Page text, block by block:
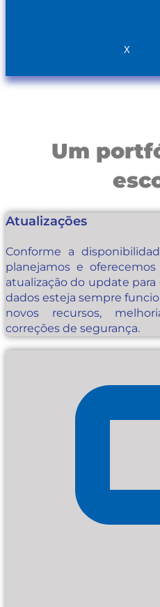
X
Um
Atualizações
Conforme a
planejamos e
atualização do update
dados esteja sempre
novos recursos,
correções de segurança.